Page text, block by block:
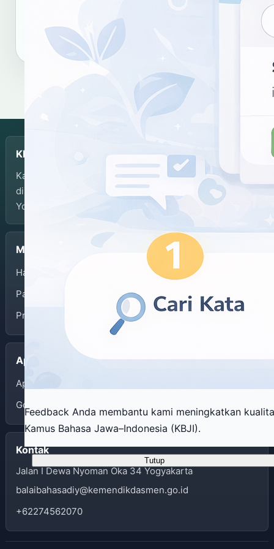
Feedback Anda membantu kami meningkatkan
Kamus Bahasa Jawa–Indonesia (KBJI).
Tutup
KBJI
Kamus Bahasa Jawa-Indonesia dikembangkan dan
dikelola oleh Balai Bahasa Provinsi Daerah Istimewa
Yogyakarta.
Menu
Halaman Depan
Panduan Penggunaan
Privacy Policy
Aplikasi
App Store
Google Play
Kontak
Jalan I Dewa Nyoman Oka 34 Yogyakarta
balaibahasadiy@kemendikdasmen.go.id
+62274562070